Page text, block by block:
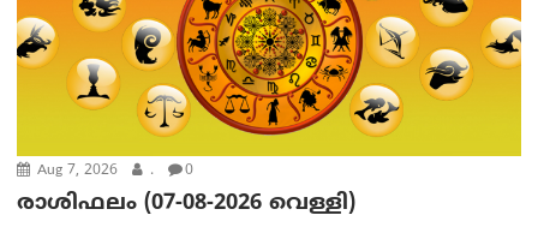
Aug 7, 2026 . 0
രാശിഫലം (07-08-2026 വെള്ളി)